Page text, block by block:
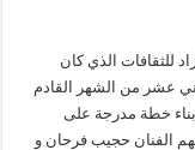
للثقافات الذي كان
عشر من الشهر القادم
خطة مدرجة على
الفنان حجيب فرحان و